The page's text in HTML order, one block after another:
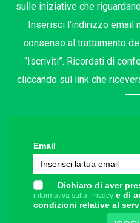
sulle iniziative che
Inserisci l’indirizzo email
consenso al trattamento
“Iscriviti”. Ricordati di
cliccando sul link che
Email
Dichiaro di aver
informativa sulla Privacy e di
condizioni relative al